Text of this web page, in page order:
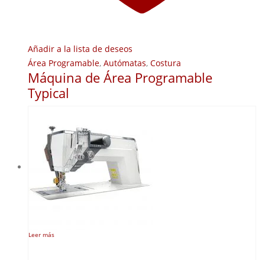
Añadir a la lista de deseos
Área Programable, Autómatas, Costura
Máquina de Área Programable
Typical
Leer más